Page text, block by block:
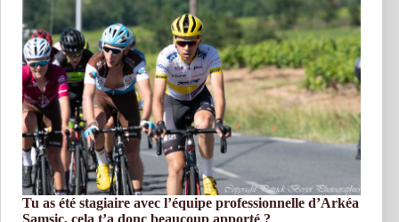
Tu as été stagiaire avec l’équipe professionnelle d’Arkéa
Samsic, cela t’a donc beaucoup apporté ?